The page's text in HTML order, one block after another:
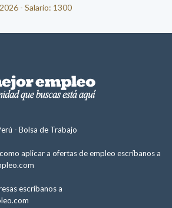
- Salario: 1300
- Bolsa de Trabajo
aplicar a ofertas de empleo escríbanos a
escríbanos a